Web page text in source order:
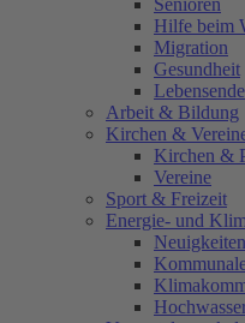
Senioren
Hilfe beim
Migration
Gesundheit
Lebensende
Arbeit & Bildung
Kirchen &
Kirchen &
Vereine
Sport & Freizeit
Energie- und
Neuigkeiten